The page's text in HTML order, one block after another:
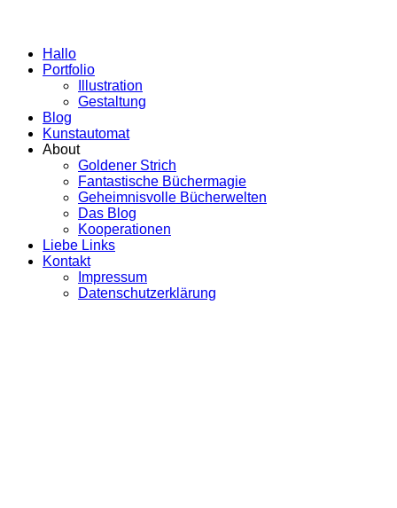
Hallo
Portfolio
Illustration
Gestaltung
Blog
Kunstautomat
About
Goldener Strich
Fantastische Büchermagie
Geheimnisvolle Bücherwelten
Das Blog
Kooperationen
Liebe Links
Kontakt
Impressum
Datenschutzerklärung